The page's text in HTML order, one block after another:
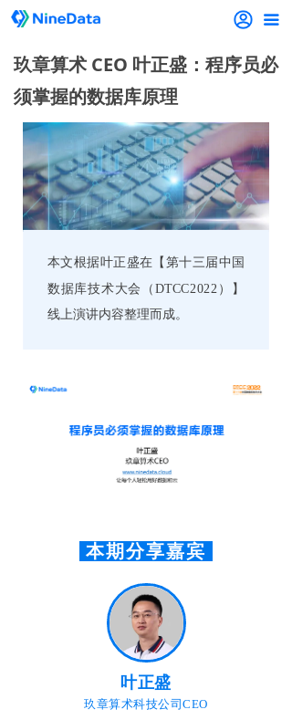
끀
玖章算术 CEO 叶正盛：程序员必
须掌握的数据库原理
本文根据叶正盛在【第十三届中国
数据库技术大会（ DTCC2022 ）】
线上演讲内容整理而成。
本期分享嘉宾
叶正盛
玖章算术科技公司CEO